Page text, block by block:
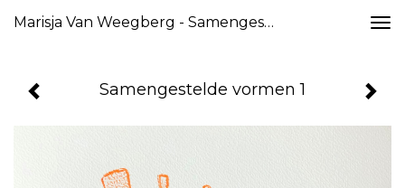
Marisja Van Weegberg - Samengestelde Vormen 1
Samengestelde vormen 1